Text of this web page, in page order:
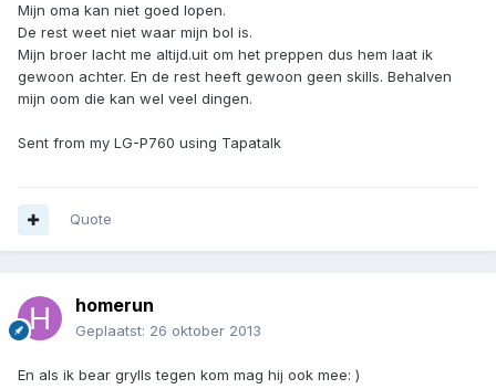
Mijn oma kan niet goed lopen.
De rest weet niet waar mijn bol is.
Mijn broer lacht me altijd.uit om het preppen dus hem laat ik
gewoon achter. En de rest heeft gewoon geen skills. Behalven
mijn oom die kan wel veel dingen.
Sent from my LG-P760 using Tapatalk
Quote
homerun
Geplaatst: 26 oktober 2013
En als ik bear grylls tegen kom mag hij ook mee: )